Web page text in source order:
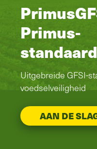
Primus-
Uitgebreide GFSI-
voedselveiligheid
AAN DE